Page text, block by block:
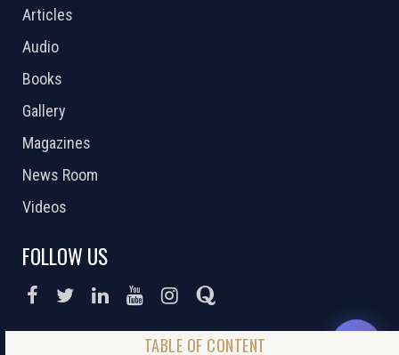
Articles
Audio
Books
Gallery
Magazines
News Room
Videos
FOLLOW US